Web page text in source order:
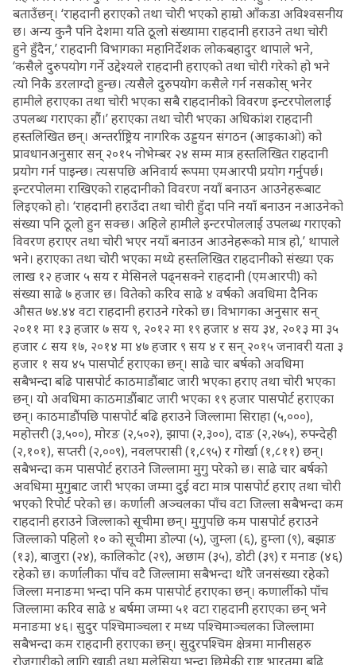
बताउँछन्। ‘राहदानी हराएको तथा चोरी भएको हाम्रो आँकडा अविश्वसनीय
छ। अन्य कुनै पनि देशमा यति ठूलो संख्यामा राहदानी हराउने तथा चोरी
हुने हुँदैन,’ राहदानी विभागका महानिर्देशक लोकबहादुर थापाले भने,
‘कसैले दुरुपयोग गर्ने उद्देश्यले राहदानी हराएको तथा चोरी गरेको हो भने
त्यो निकै डरलाग्दो हुन्छ। त्यसैले दुरुपयोग कसैले गर्न नसकोस् भनेर
हामीले हराएका तथा चोरी भएका सबै राहदानीको विवरण इन्टरपोललाई
उपलब्ध गराएका हौं।’ हराएका तथा चोरी भएका अधिकांश राहदानी
हस्तलिखित छन्। अन्तर्राष्ट्रिय नागरिक उड्डयन संगठन (आइकाओ) को
प्रावधानअनुसार सन् २०१५ नोभेम्बर २४ सम्म मात्र हस्तलिखित राहदानी
प्रयोग गर्न पाइन्छ। त्यसपछि अनिवार्य रूपमा एमआरपी प्रयोग गर्नुपर्छ।
इन्टरपोलमा राखिएको राहदानीको विवरण नयाँ बनाउन आउनेहरूबाट
लिइएको हो। ‘राहदानी हराउँदा तथा चोरी हुँदा पनि नयाँ बनाउन नआउनेको
संख्या पनि ठूलो हुन सक्छ। अहिले हामीले इन्टरपोललाई उपलब्ध गराएको
विवरण हराएर तथा चोरी भएर नयाँ बनाउन आउनेहरूको मात्र हो,’ थापाले
भने। हराएका तथा चोरी भएका मध्ये हस्तलिखित राहदानीको संख्या एक
लाख १२ हजार ५ सय र मेसिनले पढ्नसक्ने राहदानी (एमआरपी) को
संख्या साढे ७ हजार छ। वितेको करिव साढे ४ वर्षको अवधिमा दैनिक
औसत ७४.४४ वटा राहदानी हराउने गरेको छ। विभागका अनुसार सन्
२०११ मा १३ हजार ७ सय ९, २०१२ मा १९ हजार ४ सय ३४, २०१३ मा ३५
हजार ८ सय १७, २०१४ मा ४७ हजार ९ सय ४ र सन् २०१५ जनावरी यता ३
हजार १ सय ४५ पासपोर्ट हराएका छन्। साढे चार बर्षको अवधिमा
सबैभन्दा बढि पासपोर्ट काठमाडौंबाट जारी भएका हराए तथा चोरी भएका
छन्। यो अवधिमा काठमाडौंबाट जारी भएका १९ हजार पासपोर्ट हराएका
छन्। काठमाडौंपछि पासपोर्ट बढि हराउने जिल्लामा सिराहा (५,०००),
महोत्तरी (३,५००), मोरङ (२,५०२), झापा (२,३००), दाङ (२,२७५), रुपन्देही
(२,१०१), सप्तरी (२,००९), नवलपरासी (१,८९५) र गोर्खा (१,८११) छन्।
सबैभन्दा कम पासपोर्ट हराउने जिल्लामा मुगु परेको छ। साढे चार बर्षको
अवधिमा मुगुबाट जारी भएका जम्मा दुई वटा मात्र पासपोर्ट हराए तथा चोरी
भएको रिपोर्ट परेको छ। कर्णाली अञ्चलका पाँच वटा जिल्ला सबैभन्दा कम
राहदानी हराउने जिल्लाको सूचीमा छन्। मुगुपछि कम पासपोर्ट हराउने
जिल्लाको पहिलो १० को सूचीमा डोल्पा (५), जुम्ला (६), हुम्ला (९), बझाङ
(१३), बाजुरा (२४), कालिकोट (२९), अछाम (३५), डोटी (३९) र मनाङ (४६)
रहेको छ। कर्णालीका पाँच वटै जिल्लामा सबैभन्दा थोरै जनसंख्या रहेको
जिल्ला मनाङमा भन्दा पनि कम पासपोर्ट हराएका छन्। कणार्लीको पाँच
जिल्लामा करिव साढे ४ बर्षमा जम्मा ५१ वटा राहदानी हराएका छन् भने
मनाङमा ४६। सुदुर पश्चिमाञ्चला र मध्य पश्चिमाञ्चलका जिल्लामा
सबैभन्दा कम राहदानी हराएका छन्। सुदुरपश्चिम क्षेत्रमा मानीसहरु
रोजगारीको लागि खाडी तथा मलेसिया भन्दा छिमेकी राष्ट्र भारतमा बढि